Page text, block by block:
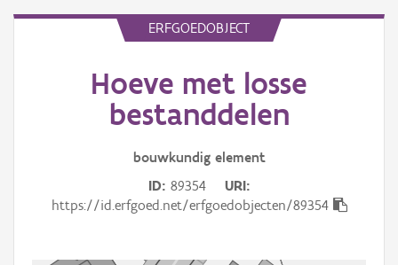
Aanduidingsobject
ERFGOEDOBJECT
Hoeve met losse
bestanddelen
bouwkundig element
ID 89354
URI
https://id.erfgoed.net/erfgoedobjecten/89354